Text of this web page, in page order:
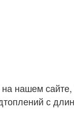
на нашем
с